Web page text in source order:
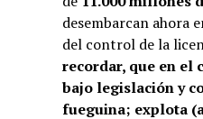
desembarcan ahora
del control de la
recordar, que en el
bajo legislación y
fueguina; explota